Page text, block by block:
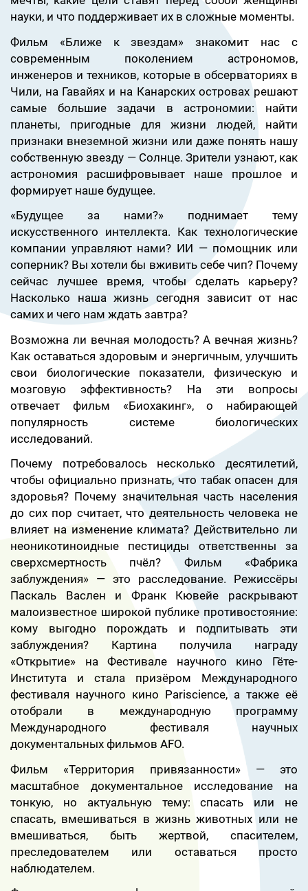
науки, и что поддерживает их в сложные моменты.
Фильм «Ближе к звездам» знакомит нас с
современным поколением астрономов,
инженеров и техников, которые в обсерваториях в
Чили, на Гавайях и на Канарских островах решают
самые большие задачи в астрономии: найти
планеты, пригодные для жизни людей, найти
признаки внеземной жизни или даже понять нашу
собственную звезду — Солнце. Зрители узнают, как
астрономия расшифровывает наше прошлое и
формирует наше будущее.
«Будущее за нами?» поднимает тему
искусственного интеллекта. Как технологические
компании управляют нами? ИИ — помощник или
соперник? Вы хотели бы вживить себе чип? Почему
сейчас лучшее время, чтобы сделать карьеру?
Насколько наша жизнь сегодня зависит от нас
самих и чего нам ждать завтра?
Возможна ли вечная молодость? А вечная жизнь?
Как оставаться здоровым и энергичным, улучшить
свои биологические показатели, физическую и
мозговую эффективность? На эти вопросы
отвечает фильм «Биохакинг», о набирающей
популярность системе биологических
исследований.
Почему потребовалось несколько десятилетий,
чтобы официально признать, что табак опасен для
здоровья? Почему значительная часть населения
до сих пор считает, что деятельность человека не
влияет на изменение климата? Действительно ли
неоникотиноидные пестициды ответственны за
сверхсмертность пчёл? Фильм «Фабрика
заблуждения» — это расследование. Режиссёры
Паскаль Васлен и Франк Кювейе раскрывают
малоизвестное широкой публике противостояние:
кому выгодно порождать и подпитывать эти
заблуждения? Картина получила награду
«Открытие» на Фестивале научного кино Гёте-
Института и стала призёром Международного
фестиваля научного кино Pariscience, а также её
отобрали в международную программу
Международного фестиваля научных
документальных фильмов AFO.
Фильм «Территория привязанности» — это
масштабное документальное исследование на
тонкую, но актуальную тему: спасать или не
спасать, вмешиваться в жизнь животных или не
вмешиваться, быть жертвой, спасителем,
преследователем или оставаться просто
наблюдателем.